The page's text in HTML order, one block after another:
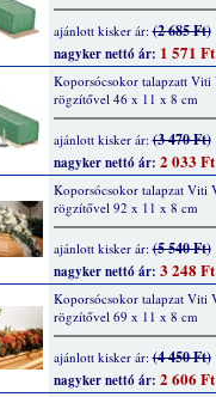
ajánlott kisker ár:(2 685 Ft)
nagyker nettó ár: 1 571 Ft
Koporsócsokor talapzatt
rögzítővel 46 x 11 x 8 cm
ajánlott kisker ár:(3 470 Ft)
nagyker nettó ár: 2 033 Ft
Koporsócsokor talapzat Viti
rögzítővel 92 x 11 x 8 cm
ajánlott kisker ár:(5 540 Ft)
nagyker nettó ár: 3 248 Ft
Koporsócsokor talapzat Viti
rögzítővel 69 x 11 x 8 cm
ajánlott kisker ár:(4 450 Ft)
nagyker nettó ár: 2 606 Ft